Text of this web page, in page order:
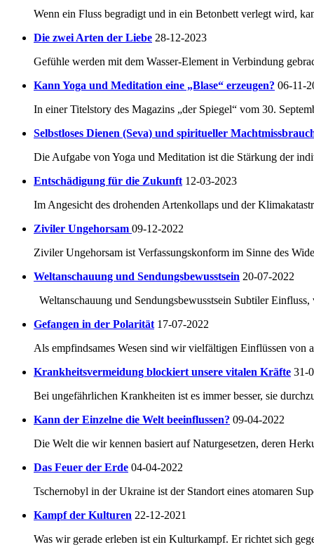
Wenn ein Fluss begradigt und in ein Betonbett verlegt wird,
Die zwei Arten der Liebe 28-12-2023
Gefühle werden mit dem Wasser-Element in Verbindung
Kann Yoga und Meditation eine „Blase“ erzeugen? 06-11-
In einer Titelstory des Magazins „der Spiegel“ vom 30.
Selbstloses Dienen (Seva) und spiritueller
Die Aufgabe von Yoga und Meditation ist die Stärkung der
Entschädigung für die Zukunft 12-03-2023
Im Angesicht des drohenden Artenkollaps und der
Ziviler Ungehorsam 09-12-2022
Ziviler Ungehorsam ist Verfassungskonform im Sinne des
Weltanschauung und Sendungsbewusstsein 20-07-2022
Weltanschauung und Sendungsbewusstsein Subtiler
Gefangen in der Polarität 17-07-2022
Als empfindsames Wesen sind wir vielfältigen Einflüssen von
Krankheitsvermeidung blockiert unsere vitalen Kräfte 31-
Bei ungefährlichen Krankheiten ist es immer besser, sie
Kann der Einzelne die Welt beeinflussen? 09-04-2022
Die Welt die wir kennen basiert auf Naturgesetzen, deren
Das Feuer der Erde 04-04-2022
Tschernobyl in der Ukraine ist der Standort eines atomaren
Kampf der Kulturen 22-12-2021
Was wir gerade erleben ist ein Kulturkampf. Er richtet sich